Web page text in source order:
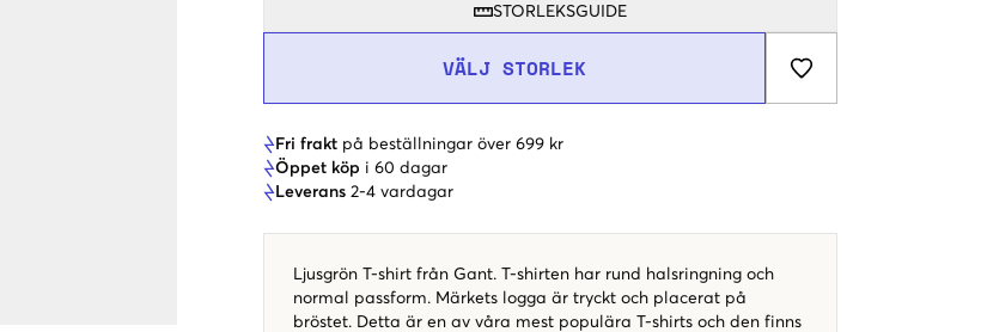
STORLEKSGUIDE
VÄLJ STORLEK
Fri frakt på beställningar över 699 kr
Öppet köp i 60 dagar
Leverans 2-4 vardagar
Ljusgrön T-shirt från Gant. T-shirten har rund halsringning och
normal passform. Märkets logga är tryckt och placerat på
bröstet. Detta är en av våra mest populära T-shirts och den finns